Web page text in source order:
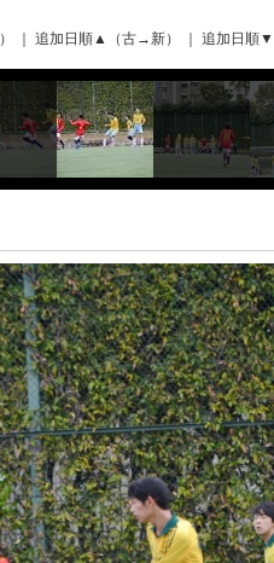
追加日順▲（古→新） 追加日順▼